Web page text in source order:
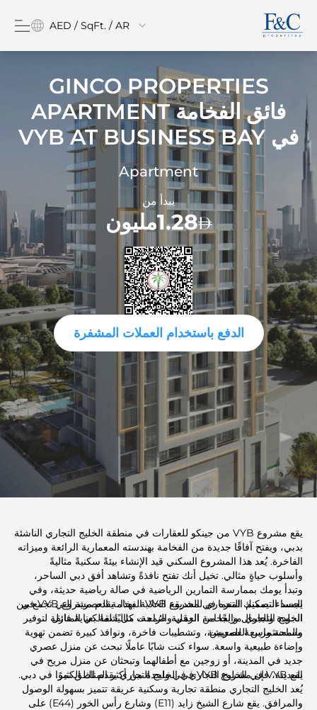
AED / SqFt. / AR
GINCO PROPERTIES
فائق الفخامة APARTMENT
في VYB AT BUSINESS BAY
Apartment
يبدأ من
1.28مليون
الدفع باستخدام العملات المشفرة
يقع مشروع VYB من جينكو للعقارات في منطقة الخليج التجاري الناشئة
بدبي، ويفتح آفاقًا جديدة من الفخامة بهندسته المعمارية الرائعة وميزاته
الفاخرة. يُعد هذا المشروع السكني قيد الإنشاء بيئةً سكنيةً مثاليةً
وأسلوب حياةٍ مثالي. تخيل أنك تفتح نافذةً وتشاهد أفق دبي الساحر،
وتبدأ يومك بممارسة التمارين الرياضية في صالة رياضية حديثة، وفي
المساء، يمكنك التنزه في الحديقة الخلابة. بهذا، يقدم مشروع VYB في
الخليج التجاري مزيجًا من الرقي والراحة، مثاليًا لمالكي المنازل
والمستثمرين العصريين.
يجسد التصميم المعماري لمشروع VYB الفخامة العصرية التي تجمع بين
الجودة والجمال والفخامة العملية. صُممت كل شقة بعناية فائقة لتوفير
مساحة واسعة للمعيشة، وتشطيبات فاخرة، ونوافذ كبيرة تضمن تهوية
وإضاءة طبيعية واسعة. سواء كنت شابًا عاملًا تبحث عن منزل عصري
جديد في المدينة، أو زوجين مع أطفالهما وتبحثان عن منزل مريح في
المدينة، فإن مشروع VYB في الخليج التجاري يقدم لك الكثير.
يقع VYB في الخليج التجاري في واحدة من أكثر المناطق نموًا في دبي.
يُعد الخليج التجاري منطقة تجارية وسكنية عريقة تتميز بسهولة الوصول
والمرافق. يقع شارع الشيخ زايد (E11) وشارع رأس الخور (E44) على